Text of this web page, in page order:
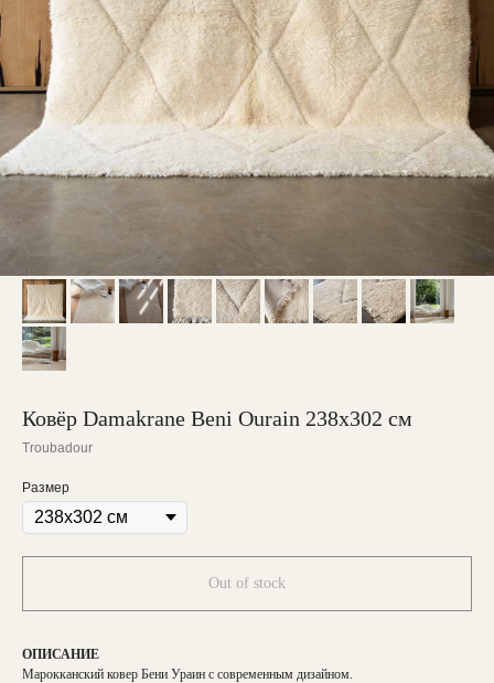
Ковёр Damakrane Beni Ourain 238х302 см
Troubadour
Размер
Out of stock
ОПИСАНИЕ
Марокканский ковер Бени Ураин с современным дизайном.